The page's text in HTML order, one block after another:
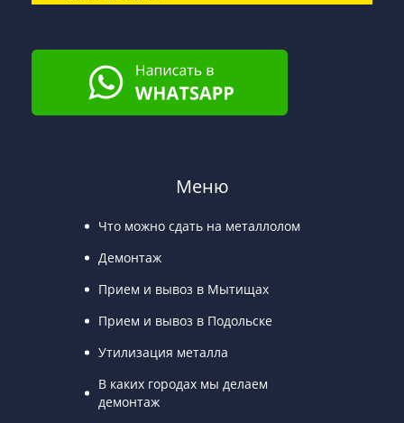
Меню
Что можно сдать на металлолом
Демонтаж
Прием и вывоз в Мытищах
Прием и вывоз в Подольске
Утилизация металла
В каких городах мы делаем
демонтаж